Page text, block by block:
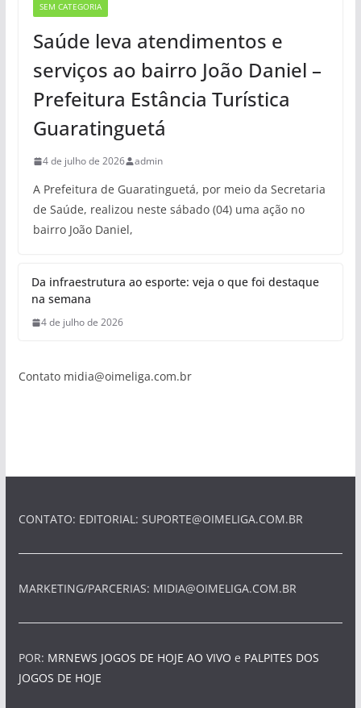
SEM CATEGORIA
Saúde leva atendimentos e
serviços ao bairro João Daniel –
Prefeitura Estância Turística
Guaratinguetá
4 de julho de 2026 admin
A Prefeitura de Guaratinguetá, por meio da Secretaria
de Saúde, realizou neste sábado (04) uma ação no
bairro João Daniel,
Da infraestrutura ao esporte: veja o que foi destaque
na semana
4 de julho de 2026
Contato midia@oimeliga.com.br
CONTATO: EDITORIAL: SUPORTE@OIMELIGA.COM.BR
MARKETING/PARCERIAS: MIDIA@OIMELIGA.COM.BR
POR: MRNEWS JOGOS DE HOJE AO VIVO e PALPITES DOS
JOGOS DE HOJE